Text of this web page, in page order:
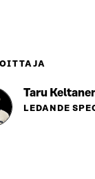
Taru
LEDANDE